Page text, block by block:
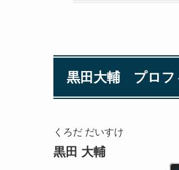
黒田大輔 プロフ
くろだ だいすけ
黒田 大輔